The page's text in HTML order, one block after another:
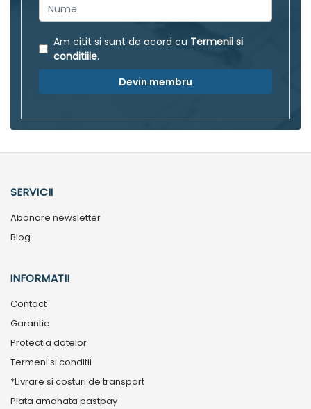
Am citit si sunt de acord cu Termenii si
conditiile.
Devin membru
SERVICII
Abonare newsletter
Blog
INFORMATII
Contact
Garantie
Protectia datelor
Termeni si conditii
*Livrare si costuri de transport
Plata amanata pastpay